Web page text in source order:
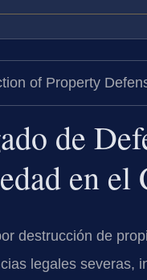
de
en
destrucción de
legales severas,